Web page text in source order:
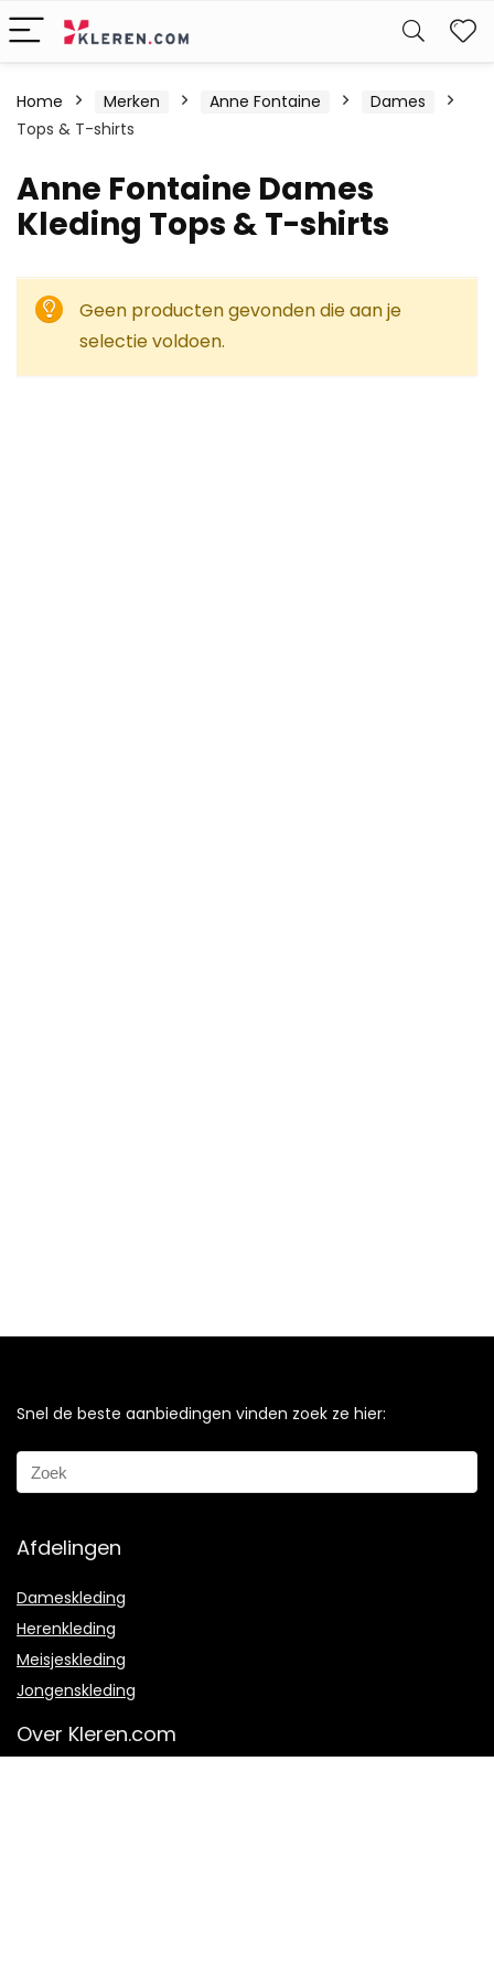
Home Merken Anne Fontaine
Dames
Tops & T-shirts
Anne Fontaine Dames
Kleding Tops & T-shirts
Geen producten gevonden die aan je
selectie voldoen.
Snel de beste aanbiedingen vinden zoek ze hier:
Afdelingen
Dameskleding
Herenkleding
Meisjeskleding
Jongenskleding
Over Kleren.com